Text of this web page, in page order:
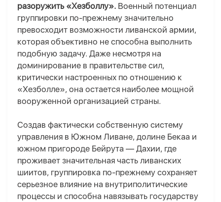
разоружить «Хезболлу». Военный потенциал
группировки по-прежнему значительно
превосходит возможности ливанской армии,
которая объективно не способна выполнить
подобную задачу. Даже несмотря на
доминирование в правительстве сил,
критически настроенных по отношению к
«Хезболле», она остается наиболее мощной
вооруженной организацией страны.
Создав фактически собственную систему
управления в Южном Ливане, долине Бекаа и
южном пригороде Бейрута — Дахии, где
проживает значительная часть ливанских
шиитов, группировка по-прежнему сохраняет
серьезное влияние на внутриполитические
процессы и способна навязывать государству